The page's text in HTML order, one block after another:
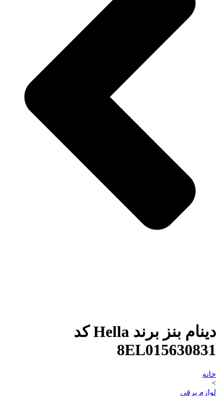
دینام بنز برند Hella کد
8EL015630831
خانه
>
لوازم برقی